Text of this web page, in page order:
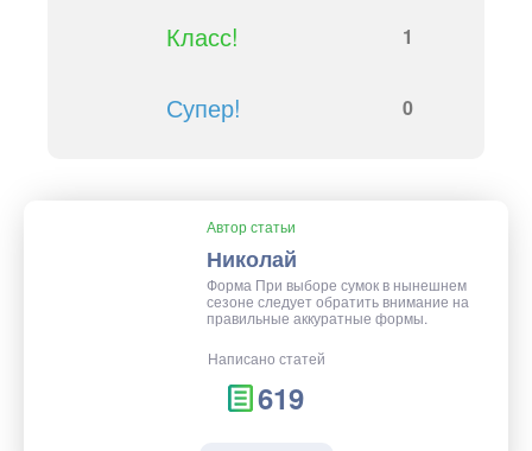
Класс! 1
Супер! 0
Автор статьи
Николай
Форма При выборе сумок в нынешнем
сезоне следует обратить внимание на
правильные аккуратные формы.
Написано статей
619